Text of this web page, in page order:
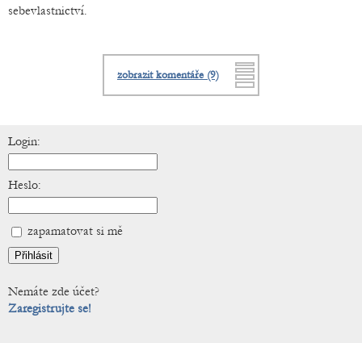
sebevlastnictví.
zobrazit komentáře (9)
Login:
Heslo:
zapamatovat si mě
Nemáte zde účet?
Zaregistrujte se!